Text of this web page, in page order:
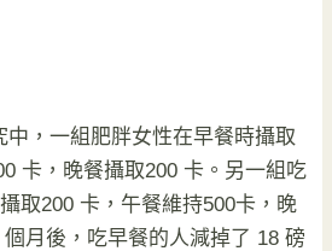
中，一組肥胖女性在早餐時攝取
卡，晚餐攝取200 卡。另一組吃
取200 卡，午餐維持500卡，晚
月後，吃早餐的人減掉了 18 磅